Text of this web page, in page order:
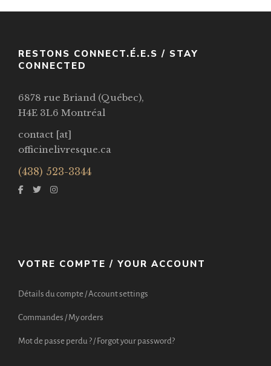
RESTONS CONNECT.É.E.S / STAY
CONNECTED
6878 rue Briand (Québec),
H4E 3L6 Montréal
contact [at]
officinelivresque.ca
(438) 523-3344
VOTRE COMPTE / YOUR ACCOUNT
Détails du compte / Account settings
Commandes / My orders
Mot de passe perdu ? / Forgot your password?